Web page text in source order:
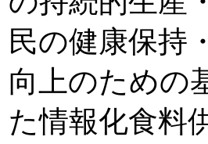
民の健康保持
向上のための
た情報化食料